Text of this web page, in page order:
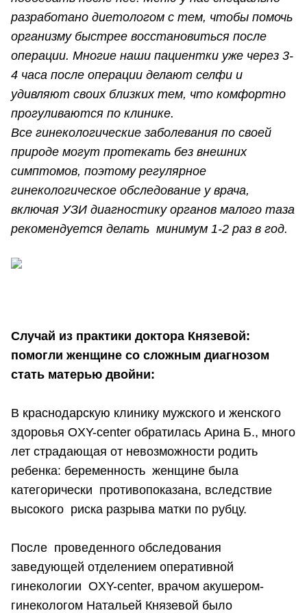
разработано диетологом с тем, чтобы помочь
организму быстрее восстановиться после
операции. Многие наши пациентки уже через 3-
4 часа после операции делают селфи и
удивляют своих близких тем, что комфортно
прогуливаются по клинике.
Все гинекологические заболевания по своей
природе могут протекать без внешних
симптомов, поэтому регулярное
гинекологическое обследование у врача,
включая УЗИ диагностику органов малого таза
рекомендуется делать минимум 1-2 раз в год.
Случай из практики доктора Князевой:
помогли женщине со сложным диагнозом
стать матерью двойни:
В краснодарскую клинику мужского и женского
здоровья OXY-center обратилась Арина Б., много
лет страдающая от невозможности родить
ребенка: беременность женщине была
категорически противопоказана, вследствие
высокого риска разрыва матки по рубцу.
После проведенного обследования
заведующей отделением оперативной
гинекологии OXY-center, врачом акушером-
гинекологом Натальей Князевой было